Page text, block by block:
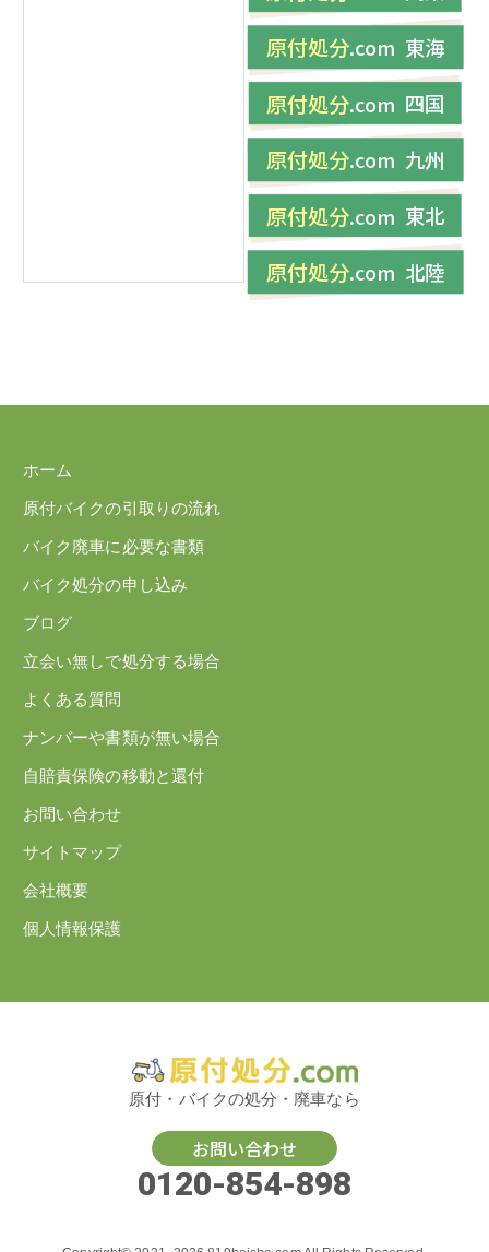
原付処分.com 東海
原付処分.com 四国
原付処分.com 九州
原付処分.com 東北
原付処分.com 北陸
ホーム
原付バイクの引取りの流れ
バイク廃車に必要な書類
バイク処分の申し込み
ブログ
立会い無しで処分する場合
よくある質問
ナンバーや書類が無い場合
自賠責保険の移動と還付
お問い合わせ
サイトマップ
会社概要
個人情報保護
原付・バイクの処分・廃車なら
お問い合わせ
0120-854-898